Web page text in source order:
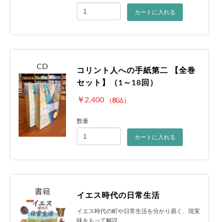
カートに入れる
CD
コリント人への手紙第二 【全巻
セット】（1～18回）
￥2,400 （税込）
数量
カートに入れる
書籍 イエス時代の日常生活
イエス時代の町や日常生活を分かり易く、現実
味をもって解説